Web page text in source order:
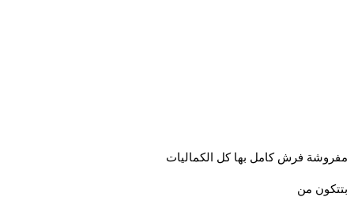
فرش كامل بها كل الكماليات
من